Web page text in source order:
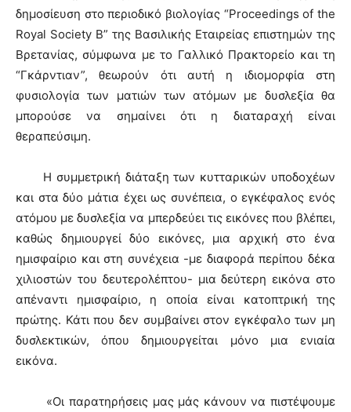
δημοσίευση στο περιοδικό βιολογίας “Proceedings of the
Royal Society B” της Βασιλικής Εταιρείας επιστημών της
Βρετανίας, σύμφωνα με το Γαλλικό Πρακτορείο και τη
“Γκάρντιαν”, θεωρούν ότι αυτή η ιδιομορφία στη
φυσιολογία των ματιών των ατόμων με δυσλεξία θα
μπορούσε να σημαίνει ότι η διαταραχή είναι
θεραπεύσιμη.
Η συμμετρική διάταξη των κυτταρικών υποδοχέων
και στα δύο μάτια έχει ως συνέπεια, ο εγκέφαλος ενός
ατόμου με δυσλεξία να μπερδεύει τις εικόνες που βλέπει,
καθώς δημιουργεί δύο εικόνες, μια αρχική στο ένα
ημισφαίριο και στη συνέχεια -με διαφορά περίπου δέκα
χιλιοστών του δευτερολέπτου- μια δεύτερη εικόνα στο
απέναντι ημισφαίριο, η οποία είναι κατοπτρική της
πρώτης. Κάτι που δεν συμβαίνει στον εγκέφαλο των μη
δυσλεκτικών, όπου δημιουργείται μόνο μια ενιαία
εικόνα.
«Οι παρατηρήσεις μας μάς κάνουν να πιστέψουμε